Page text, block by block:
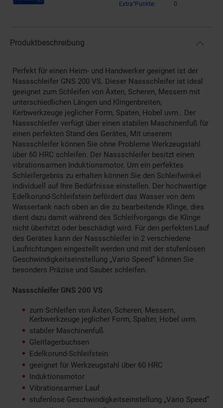
Extra°Punkte:
0
Produktbeschreibung
Perfekt für einen Heim- und Handwerker geeignet ist der
Nassschleifer GNS 200 VS. Dieser Nassschleifer ist ideal
geeignet zum Schleifen von Äxten, Scheren, Messern mit
unterschiedlichen Längen und Klingenbreiten,
Kerbwerkzeuge jeglicher Form, Spaten, Hobel uvm.. Der
Nassschleifer verfügt über einen stabilen Maschinenfuß für
einen perfekten Stand des Gerätes, Mit unserem
Nassschleifer können Sie ohne Probleme Werkzeugstahl
über 60 HRC schleifen. Der Nassschleifer besitzt einen
vibrationsarmen Induktionsmotor. Um ein perfektes
Schleifergebnis zu erhalten können Sie den Schleifwinkel
individuell auf Ihre Bedürfnisse einstellen. Der hochwertige
Edelkorund-Schleifstein befördert das Wasser von dem
Wassertank nach oben an die zu bearbeitende Klinge, dies
dient dazu damit während des Schleifvorgangs die Klinge
nicht überhitzt oder beschädigt wird. Für den perfekten Lauf
des Gerätes kann der Nassschleifer in 2 verschiedene
Laufrichtungen eingestellt werden und mit der stufenlosen
Geschwindigkeitseinstellung „Vario Speed“ können Sie
besonders Präzise und Sauber schleifen.
Nassschleifer GNS 200 VS
zum Schleifen von Äxten, Scheren, Messern,
Kerbwerkzeuge jeglicher Form, Spalter, Hobel uvm.
stabiler Maschinenfuß
Gleitlagerbuchsen
Edelkorund-Schleifstein
geeignet für Werkzeugstahl über 60 HRC
Induktionsmotor
Vibrationsarmer Lauf
stufenlose Geschwindigkeitseinstellung „Vario Speed“